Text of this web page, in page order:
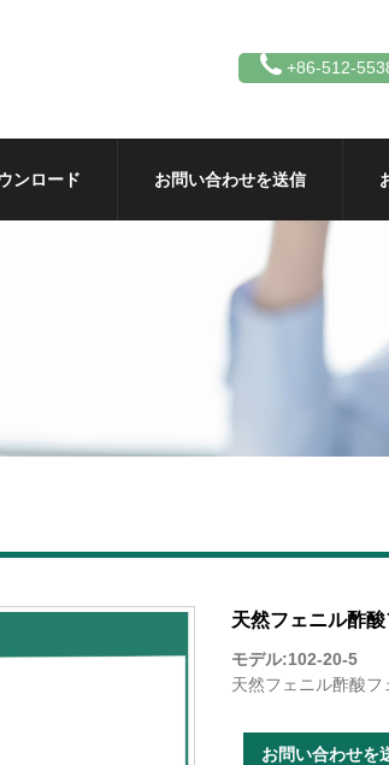
+86-512-
ンロード お問い合わせを送信
天然フェニル酢
モデル:102-20-5
天然フェニル酢酸
お問い合わせを